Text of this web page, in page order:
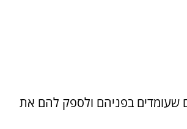
שעומדים בפניהם ולספק להם את